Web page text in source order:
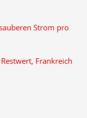
Strom pro
Frankreich